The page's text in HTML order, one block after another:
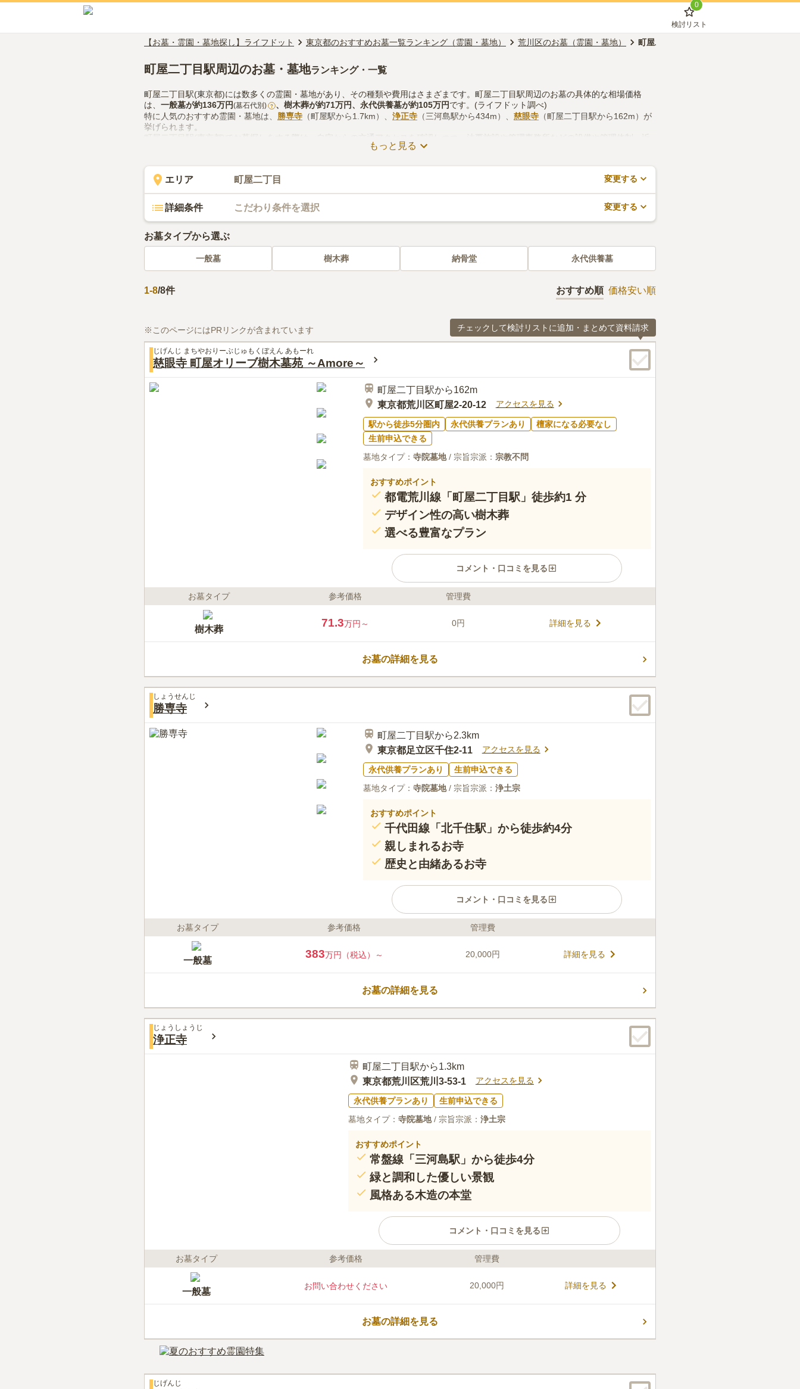
0
検討リスト
【お墓・霊園・墓地探し】ライフドット 東京都のおすすめお墓一覧ランキング（霊園・墓地） 荒川区のお墓（霊園・墓地） 町屋二丁目駅のお墓（霊園・墓地）
町屋二丁目駅周辺のお墓・墓地ランキング・一覧
町屋二丁目駅(東京都)には数多くの霊園・墓地があり、その種類や費用はさまざまです。町屋二丁目駅周辺のお墓の具体的な相場価格
は、 一般墓が約136万円(墓石代別) ? 、 樹木葬が約71万円、 永代供養墓が約105万円です。(ライフドット調べ)
特に人気のおすすめ霊園・墓地は、
勝専寺 （町屋駅から1.7km）、 浄正寺 （三河島駅から434m）、 慈眼寺 （町屋二丁目駅から162m）が
挙げられます。
町屋二丁目駅(東京都)でお墓探しをする際は、自宅からの交通アクセスを確認しつつ、法要施設や管理事務所などの設備や管理体制、近
隣での供花やお線香の入手方法などを考慮して選ぶとよいでしょう。資料請求や見学予約が無料でできますので、活用してみてくださ
もっと見る
エリア 町屋二丁目 変更する
詳細条件 こだわり条件を選択 変更する
お墓タイプから選ぶ
一般墓 樹木葬 納骨堂 永代供養墓
1-8/8件 おすすめ順 価格安い順
※このページにはPRリンクが含まれています チェックして検討リストに追加・まとめて資料請求
じげんじ まちやおりーぶじゅもくぼえん あもーれ
慈眼寺 町屋オリーブ樹木墓苑 ～Amore～
町屋二丁目駅から162m
東京都荒川区町屋2-20-12
アクセスを見る
駅から徒歩5分圏内 永代供養プランあり
檀家になる必要なし
生前申込できる
墓地タイプ： 寺院墓地/ 宗旨宗派： 宗教不問
おすすめポイント
都電荒川線「町屋二丁目駅」徒歩約1 分
デザイン性の高い樹木葬
選べる豊富なプラン
コメント・口コミを見る
ライフドット編集部のコメント
線・京成本線「町屋駅」からも徒歩約5分と、とても利便性の良
い場所にある樹木葬です。 将来安心の永代供養、生前でのお申
込み可能で、法要施設も多変充実しており、まさに理想のお墓
にふさわしい条件が整っています！ 「町屋オリーブ樹木墓苑 ～
Amore～」を管理・運営しているのは、慶長3年（1598年）に
開創された「慈眼寺」です。真言宗のお寺ですが、樹木葬は宗
お墓タイプ 参考価格 管理費
樹木葬
71.3万円～ 0円 詳細を見る
お墓の詳細を見る
しょうせんじ
勝専寺
町屋二丁目駅から2.3km
東京都足立区千住2-11
アクセスを見る
永代供養プランあり
生前申込できる
墓地タイプ： 寺院墓地/ 宗旨宗派： 浄土宗
おすすめポイント
千代田線「北千住駅」から徒歩約4分
親しまれるお寺
歴史と由緒あるお寺
コメント・口コミを見る
ライフドット編集部のコメント
駅」から徒歩5分ほどの位置にある、鎌倉時代にに開山された、
千住でもっとも古い寺院です。 山門は格式高い赤門となってお
り、「赤門寺」とも呼ばれ、江戸時代には将軍たちが宿所とし
て利用していたといわれています。 外からは赤いレンガの塀が
目を引く「勝専寺」は、日当たり抜群で厳かな雰囲気の境内
駅前なので、店はたくさんあります。お寺に頼んでおけばお花
もお供物も予め用意してもらうことができます。
お墓タイプ 参考価格 管理費
一般墓
383万円（税込）～ 20,000円 詳細を見る
お墓の詳細を見る
じょうしょうじ
浄正寺
町屋二丁目駅から1.3km
東京都荒川区荒川3-53-1
アクセスを見る
永代供養プランあり
生前申込できる
墓地タイプ： 寺院墓地/ 宗旨宗派： 浄土宗
おすすめポイント
常盤線「三河島駅」から徒歩4分
緑と調和した優しい景観
風格ある木造の本堂
コメント・口コミを見る
ライフドット編集部のコメント
てアクセスしやすい好立地に佇む寺院です。荒川区の住宅街にあり
ながら、静かで安らぎを感じる空間となっています。整理された墓
域は足元の心配なくスムーズに歩くことが出来、緑との調和が目に
も優しいです。駐車場があるため、お車でのアクセスも良好です。
お墓タイプ 参考価格 管理費
一般墓
お問い合わせください 20,000円 詳細を見る
お墓の詳細を見る
じげんじ